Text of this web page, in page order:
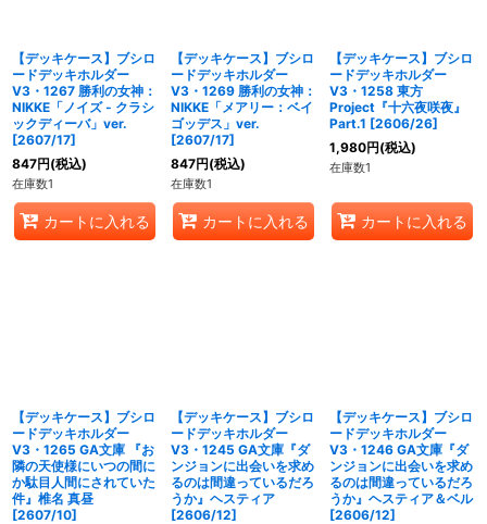
【デッキケース】ブシロ
ードデッキホルダー
V3・1267 勝利の女神：
NIKKE「ノイズ - クラシ
ックディーバ」ver.
[2607/17]
847円(税込)
在庫数1
カートに入れる
【デッキケース】ブシロ
ードデッキホルダー
V3・1269 勝利の女神：
NIKKE「メアリー：ベイ
ゴッデス」ver.
[2607/17]
847円(税込)
在庫数1
カートに入れる
【デッキケース】ブシロ
ードデッキホルダー
V3・1258 東方
Project『十六夜咲夜』
Part.1 [2606/26]
1,980円(税込)
在庫数1
カートに入れる
【デッキケース】ブシロ
ードデッキホルダー
V3・1265 GA文庫 『お
隣の天使様にいつの間に
か駄目人間にされていた
件』椎名 真昼
[2607/10]
【デッキケース】ブシロ
ードデッキホルダー
V3・1245 GA文庫『ダ
ンジョンに出会いを求め
るのは間違っているだろ
うか』ヘスティア
[2606/12]
【デッキケース】ブシロ
ードデッキホルダー
V3・1246 GA文庫『ダ
ンジョンに出会いを求め
るのは間違っているだろ
うか』ヘスティア＆ベル
[2606/12]